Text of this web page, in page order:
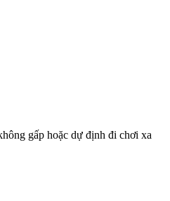
gấp hoặc dự định đi chơi xa